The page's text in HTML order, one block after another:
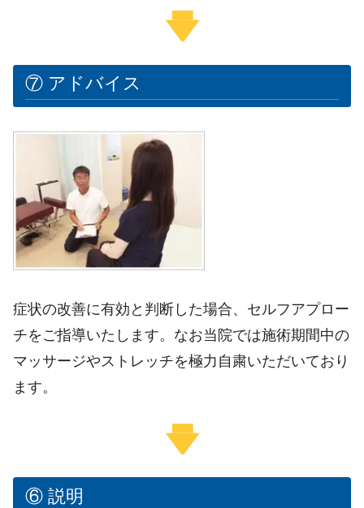
⑦ アドバイス
症状の改善に有効と判断した場合、セルフアプロー
チをご指導いたします。なお当院では施術期間中の
マッサージやストレッチを極力自粛いただいており
ます。
⑥ 説明